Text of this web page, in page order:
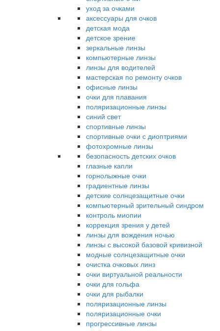
уход за очками
аксессуары для очков
детская мода
детское зрение
зеркальные линзы
компьютерные линзы
линзы для водителей
мастерская по ремонту очков
офисные линзы
очки для плавания
поляризационные линзы
синий свет
спортивные линзы
спортивные очки с диоптриями
фотохромные линзы
безопасность детских очков
глазные капли
горнолыжные очки
градиентные линзы
детские солнцезащитные очки
компьютерный зрительный синдром
контроль миопии
коррекция зрения у детей
линзы для вождения ночью
линзы с высокой базовой кривизной
модные солнцезащитные очки
очистка очковых линз
очки виртуальной реальности
очки для гольфа
очки для рыбалки
поляризационные линзы
поляризационные очки
прогрессивные линзы